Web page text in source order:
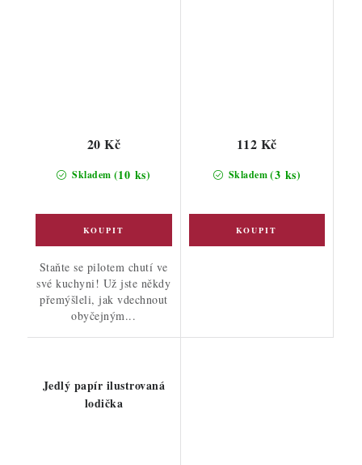
Skladem (10 ks)
20 Kč
Staňte se pilotem chutí ve
své kuchyni! Už jste někdy
přemýšleli, jak vdechnout
obyčejným...
Skladem(3 ks)
112 Kč
Jedlý papír ilustrovaná
lodička